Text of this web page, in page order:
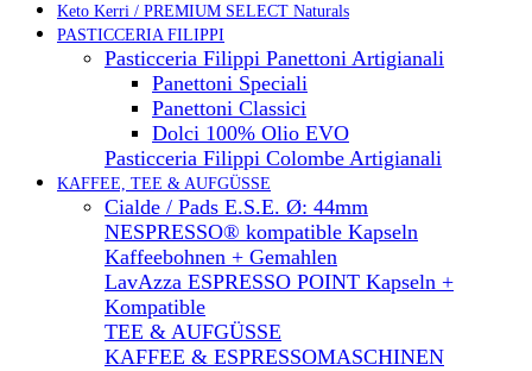
Keto Kerri / PREMIUM SELECT Naturals
PASTICCERIA FILIPPI
Pasticceria Filippi Panettoni Artigianali
Panettoni Speciali
Panettoni Classici
Dolci 100% Olio EVO
Pasticceria Filippi Colombe Artigianali
KAFFEE, TEE & AUFGÜSSE
Cialde / Pads E.S.E. Ø: 44mm
NESPRESSO® kompatible Kapseln
Kaffeebohnen + Gemahlen
LavAzza ESPRESSO POINT Kapseln +
Kompatible
TEE & AUFGÜSSE
KAFFEE & ESPRESSOMASCHINEN